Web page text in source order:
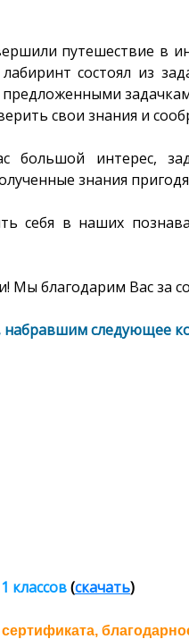
путешествие в
состоял из
свои знания и
интерес,
знания
себя в наших
Мы благодарим Вас за
следующее
классов(скачать)